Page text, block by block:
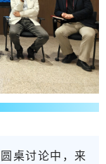
圆桌讨论中， 来